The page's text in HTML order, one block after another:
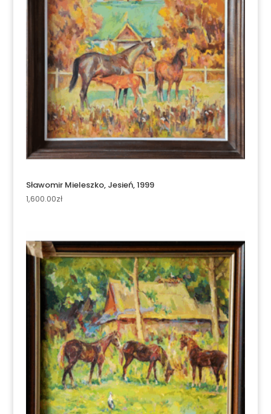
Sławomir Mieleszko, Jesień, 1999
1,600.00zł